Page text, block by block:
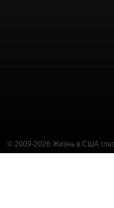
© 2009-2026 Жизнь в США